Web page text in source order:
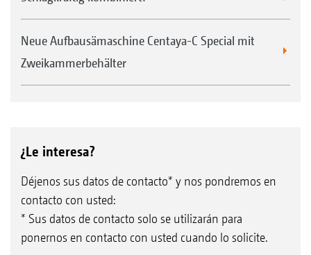
Neue Aufbausämaschine Centaya-C Special mit
Zweikammerbehälter
¿Le interesa?
Déjenos sus datos de contacto* y nos pondremos en
contacto con usted:
* Sus datos de contacto solo se utilizarán para
ponernos en contacto con usted cuando lo solicite.